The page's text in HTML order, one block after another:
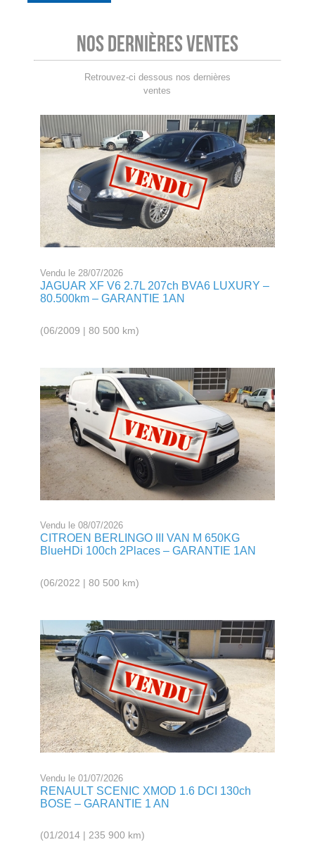
Nos dernières ventes
Retrouvez-ci dessous nos dernières
ventes
Vendu le 28/07/2026
JAGUAR XF V6 2.7L 207ch BVA6 LUXURY –
80.500km – GARANTIE 1AN
(06/2009 | 80 500 km)
Vendu le 08/07/2026
CITROEN BERLINGO III VAN M 650KG
BlueHDi 100ch 2Places – GARANTIE 1AN
(06/2022 | 80 500 km)
Vendu le 01/07/2026
RENAULT SCENIC XMOD 1.6 DCI 130ch
BOSE – GARANTIE 1 AN
(01/2014 | 235 900 km)